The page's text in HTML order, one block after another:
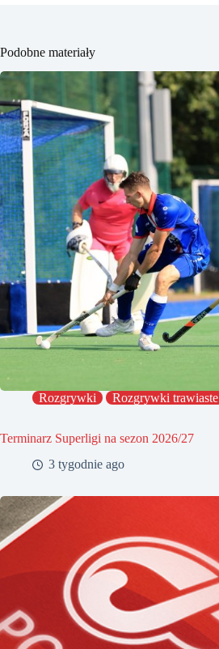
Podobne materiały
Rozgrywki Rozgrywki trawiaste
Terminarz Superligi na sezon 2026/27
3 tygodnie ago